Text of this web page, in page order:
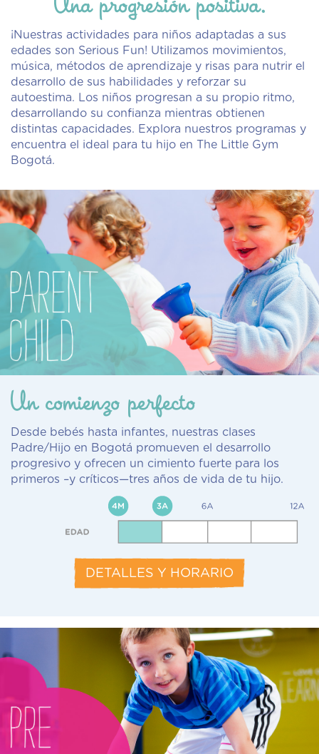
Una progresión positiva.
¡Nuestras actividades para niños adaptadas a sus
edades son Serious Fun! Utilizamos movimientos,
música, métodos de aprendizaje y risas para nutrir el
desarrollo de sus habilidades y reforzar su
autoestima. Los niños progresan a su propio ritmo,
desarrollando su confianza mientras obtienen
distintas capacidades. Explora nuestros programas y
encuentra el ideal para tu hijo en The Little Gym
Bogotá.
Un comienzo perfecto
Desde bebés hasta infantes, nuestras clases
Padre/Hijo en Bogotá promueven el desarrollo
progresivo y ofrecen un cimiento fuerte para los
primeros –y críticos—tres años de vida de tu hijo.
DETALLES Y HORARIO